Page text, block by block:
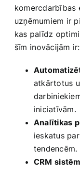
komercdarbības
uzņēmumiem ir
kas palīdz
šīm ⁣inovācijām ir:
atkārtotus
iniciatīvām.
Analītikas⁢
ieskatus
tendencēm.
CRM